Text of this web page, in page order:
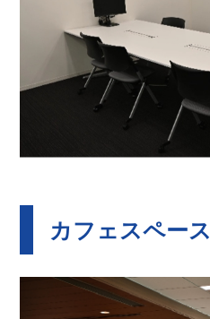
カフェスペース